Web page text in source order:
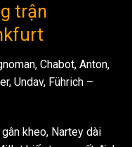
trận
Chabot, Anton,
Undav, Führich –
kheo, Nartey dài